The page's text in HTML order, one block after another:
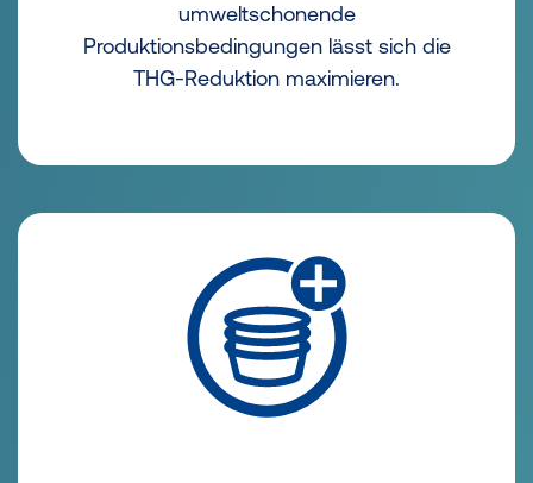
umweltschonende
Produktionsbedingungen lässt sich die
THG-Reduktion maximieren.